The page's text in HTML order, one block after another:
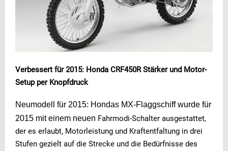
Verbessert für 2015: Honda CRF450R Stärker und Motor-
Setup per Knopfdruck
Neumodell für 2015: Hondas MX-Flaggschiff wurde für
2015 mit einem neuen Fahrmodi-Schalter ausgestattet,
der es erlaubt, Motorleistung und Kraftentfaltung in drei
Stufen gezielt auf die Strecke und die Bedürfnisse des